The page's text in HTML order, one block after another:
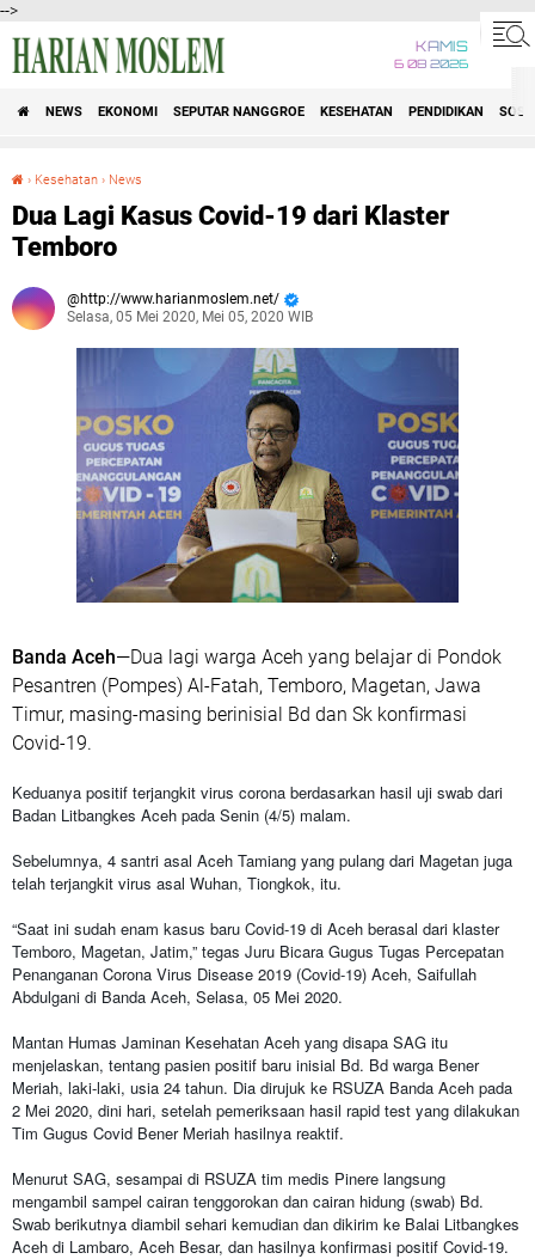
-->
KAMIS
6 08 2026
NEWS EKONOMI SEPUTAR NANGGROE KESEHATAN PENDIDIKAN
› Kesehatan › News
Dua Lagi Kasus Covid-19 dari Klaster
Temboro
http://www.harianmoslem.net/
Selasa, 05 Mei 2020, Mei 05, 2020 WIB
Banda Aceh—Dua lagi warga Aceh yang belajar di Pondok
Pesantren (Pompes) Al-Fatah, Temboro, Magetan, Jawa
Timur, masing-masing berinisial Bd dan Sk konfirmasi
Covid-19.
Keduanya positif terjangkit virus corona berdasarkan hasil uji swab dari
Badan Litbangkes Aceh pada Senin (4/5) malam.
Sebelumnya, 4 santri asal Aceh Tamiang yang pulang dari Magetan juga
telah terjangkit virus asal Wuhan, Tiongkok, itu.
“Saat ini sudah enam kasus baru Covid-19 di Aceh berasal dari klaster
Temboro, Magetan, Jatim,” tegas Juru Bicara Gugus Tugas Percepatan
Penanganan Corona Virus Disease 2019 (Covid-19) Aceh, Saifullah
Abdulgani di Banda Aceh, Selasa, 05 Mei 2020.
Mantan Humas Jaminan Kesehatan Aceh yang disapa SAG itu
menjelaskan, tentang pasien positif baru inisial Bd. Bd warga Bener
Meriah, laki-laki, usia 24 tahun. Dia dirujuk ke RSUZA Banda Aceh pada
2 Mei 2020, dini hari, setelah pemeriksaan hasil rapid test yang dilakukan
Tim Gugus Covid Bener Meriah hasilnya reaktif.
Menurut SAG, sesampai di RSUZA tim medis Pinere langsung
mengambil sampel cairan tenggorokan dan cairan hidung (swab) Bd.
Swab berikutnya diambil sehari kemudian dan dikirim ke Balai Litbangkes
Aceh di Lambaro, Aceh Besar, dan hasilnya konfirmasi positif Covid-19.